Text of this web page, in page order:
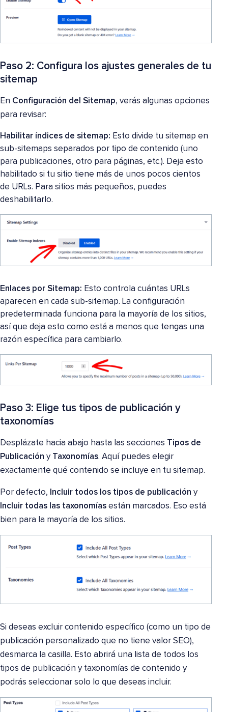
Paso 2: Configura los ajustes generales de tu
sitemap
En Configuración del Sitemap, verás algunas opciones
para revisar:
Habilitar índices de sitemap: Esto divide tu sitemap en
sub-sitemaps separados por tipo de contenido (uno
para publicaciones, otro para páginas, etc.). Deja esto
habilitado si tu sitio tiene más de unos pocos cientos
de URLs. Para sitios más pequeños, puedes
deshabilitarlo.
Enlaces por Sitemap: Esto controla cuántas URLs
aparecen en cada sub-sitemap. La configuración
predeterminada funciona para la mayoría de los sitios,
así que deja esto como está a menos que tengas una
razón específica para cambiarlo.
Paso 3: Elige tus tipos de publicación y
taxonomías
Desplázate hacia abajo hasta las secciones Tipos de
Publicación y Taxonomías. Aquí puedes elegir
exactamente qué contenido se incluye en tu sitemap.
Por defecto, Incluir todos los tipos de publicación y
Incluir todas las taxonomías están marcados. Eso está
bien para la mayoría de los sitios.
Si deseas excluir contenido específico (como un tipo de
publicación personalizado que no tiene valor SEO),
desmarca la casilla. Esto abrirá una lista de todos los
tipos de publicación y taxonomías de contenido y
podrás seleccionar solo lo que deseas incluir.